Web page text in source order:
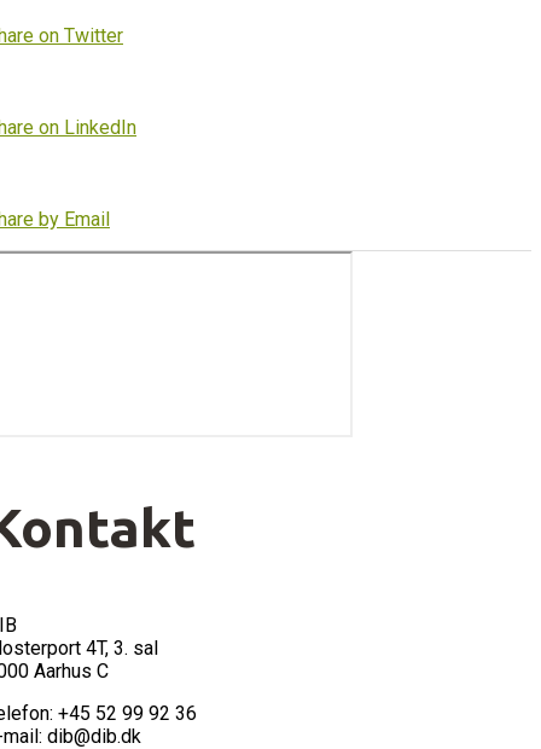
on Twitter
on LinkedIn
by Email
4T, 3. sal
Aarhus C
+45 52 99 92 36
mail: dib@dib.dk